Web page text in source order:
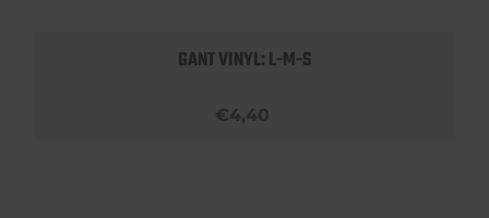
GANT VINYL: L-M-S
€4,40